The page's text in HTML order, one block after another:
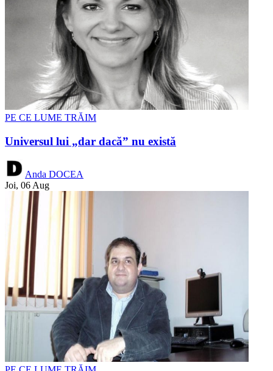
PE CE LUME TRĂIM
Universul lui „dar dacă” nu există
Anda DOCEA
Joi, 06 Aug